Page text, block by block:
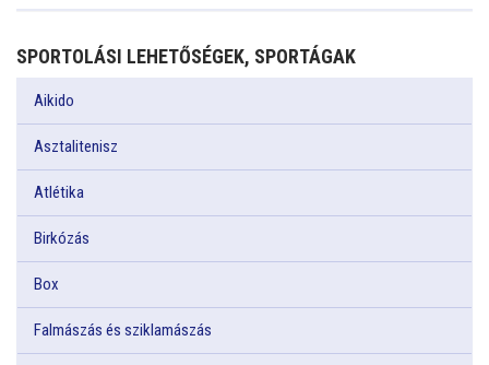
SPORTOLÁSI LEHETŐSÉGEK, SPORTÁGAK
Aikido
Asztalitenisz
Atlétika
Birkózás
Box
Falmászás és sziklamászás